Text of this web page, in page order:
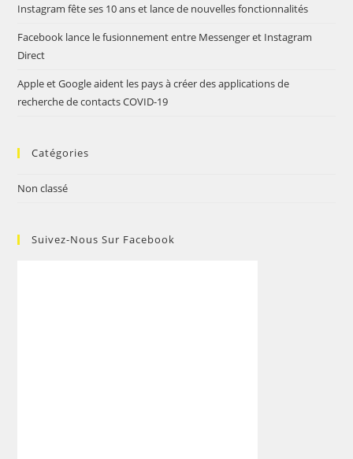
Instagram fête ses 10 ans et lance de nouvelles fonctionnalités
Facebook lance le fusionnement entre Messenger et Instagram
Direct
Apple et Google aident les pays à créer des applications de
recherche de contacts COVID-19
Catégories
Non classé
Suivez-Nous Sur Facebook